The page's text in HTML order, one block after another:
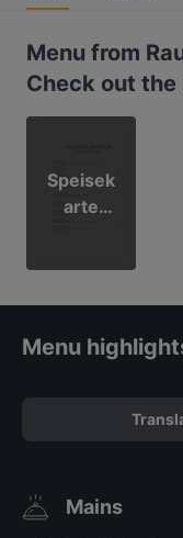
Menu from
Check out the
Speisek
arte
Menu
Mains